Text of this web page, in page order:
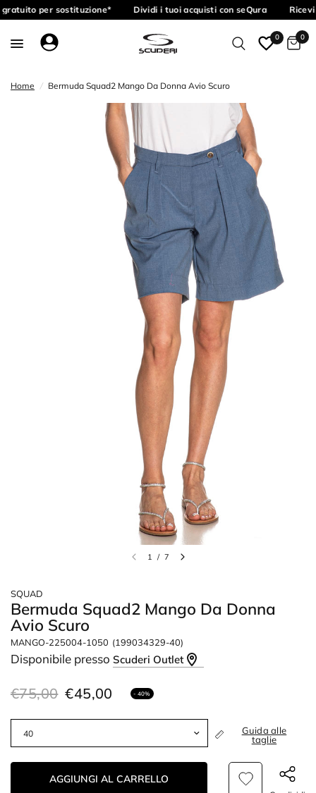
per sostituzione* Dividi i tuoi acquisti con seQura
0 0
Home / Bermuda Squad2 Mango Da Donna Avio Scuro
1 / 7
SQUAD
Bermuda Squad2 Mango Da Donna
Avio Scuro
MANGO-225004-1050 (199034329-40)
Disponibile pressoScuderi Outlet
€75,00 €45,00 - 40%
Guida alle
taglie
AGGIUNGI AL CARRELLO